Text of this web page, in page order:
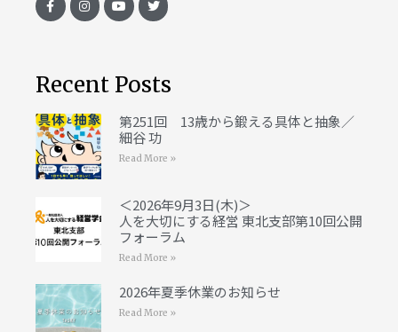
Recent Posts
第251回 13歳から鍛える具体と抽象／
細谷 功
Read More »
＜2026年9月3日(木)＞
人を大切にする経営 東北支部第10回公開
フォーラム
Read More »
2026年夏季休業のお知らせ
Read More »